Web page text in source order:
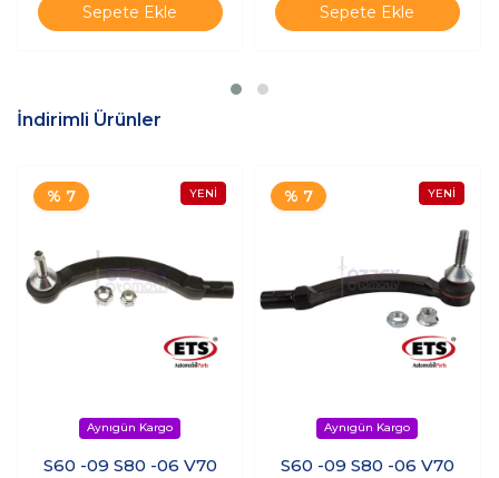
Sepete Ekle Sepete Ekle
İndirimli Ürünler
% 7
S60 -09 S80 -06 V70
% 7
S60 -09 S80 -06 V70